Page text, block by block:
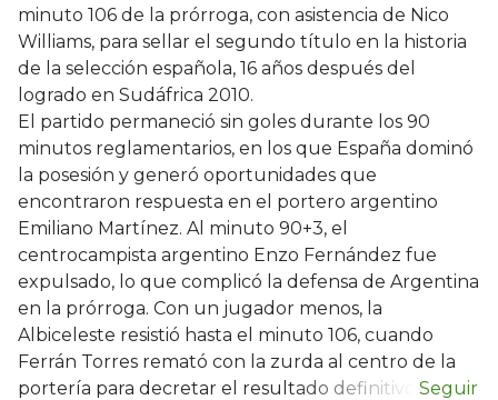
minuto 106 de la prórroga, con asistencia de Nico
Williams, para sellar el segundo título en la historia
de la selección española, 16 años después del
logrado en Sudáfrica 2010.
El partido permaneció sin goles durante los 90
minutos reglamentarios, en los que España dominó
la posesión y generó oportunidades que
encontraron respuesta en el portero argentino
Emiliano Martínez. Al minuto 90+3, el
centrocampista argentino Enzo Fernández fue
expulsado, lo que complicó la defensa de Argentina
en la prórroga. Con un jugador menos, la
Albiceleste resistió hasta el minuto 106, cuando
Ferrán Torres remató con la zurda al centro de la
portería para decretar el resultado definitivo.